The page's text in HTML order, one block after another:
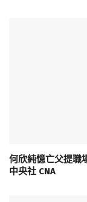
何欣純憶亡父提職
中央社 CNA